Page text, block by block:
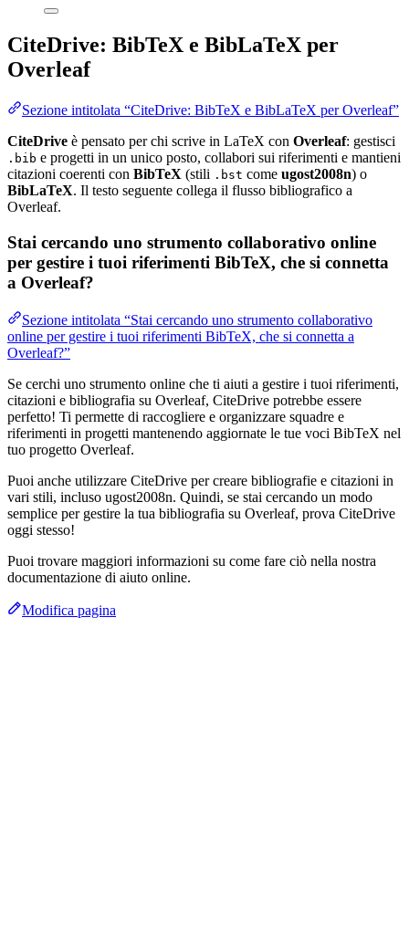
CiteDrive: BibTeX e BibLaTeX per
Overleaf
Sezione intitolata “CiteDrive: BibTeX e BibLaTeX per Overleaf”
CiteDrive è pensato per chi scrive in LaTeX con Overleaf: gestisci
.bib e progetti in un unico posto, collabori sui riferimenti e mantieni
citazioni coerenti con BibTeX (stili .bst come ugost2008n) o
BibLaTeX. Il testo seguente collega il flusso bibliografico a
Overleaf.
Stai cercando uno strumento collaborativo online
per gestire i tuoi riferimenti BibTeX, che si connetta
a Overleaf?
Sezione intitolata “Stai cercando uno strumento collaborativo
online per gestire i tuoi riferimenti BibTeX, che si connetta a
Overleaf?”
Se cerchi uno strumento online che ti aiuti a gestire i tuoi riferimenti,
citazioni e bibliografia su Overleaf, CiteDrive potrebbe essere
perfetto! Ti permette di raccogliere e organizzare squadre e
riferimenti in progetti mantenendo aggiornate le tue voci BibTeX nel
tuo progetto Overleaf.
Puoi anche utilizzare CiteDrive per creare bibliografie e citazioni in
vari stili, incluso ugost2008n. Quindi, se stai cercando un modo
semplice per gestire la tua bibliografia su Overleaf, prova CiteDrive
oggi stesso!
Puoi trovare maggiori informazioni su come fare ciò nella nostra
documentazione di aiuto online.
Modifica pagina